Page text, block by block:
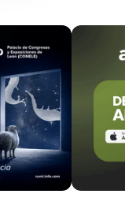
y sanos